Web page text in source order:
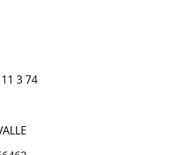
11 3 74